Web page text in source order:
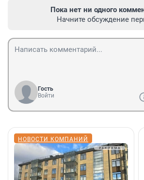
Пока нет ни одного
Начните обсуждение
Гость
Войти
НОВОСТИ КОМПАНИЙ